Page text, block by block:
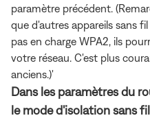
paramètre précédent.
que d'autres appareils sans
pas en charge WPA2, ils
votre réseau. C'est plus
anciens.)'
Dans les paramètres du
le mode d'isolation sans